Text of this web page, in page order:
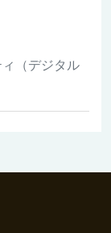
（デジタル